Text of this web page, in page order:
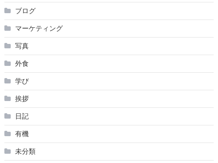
ブログ
マーケティング
写真
外食
学び
挨拶
日記
有機
未分類